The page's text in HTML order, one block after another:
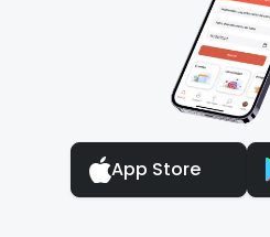
App Store